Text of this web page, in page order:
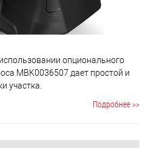
опционального
MBK0036507 дает простой и
участка.
Подробнее >>